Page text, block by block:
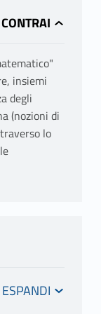
insiemi
degli
(nozioni di
lo